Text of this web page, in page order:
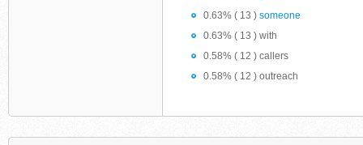
0.63% ( 13 ) someone
0.63% ( 13 ) with
0.58% ( 12 ) callers
0.58% ( 12 ) outreach